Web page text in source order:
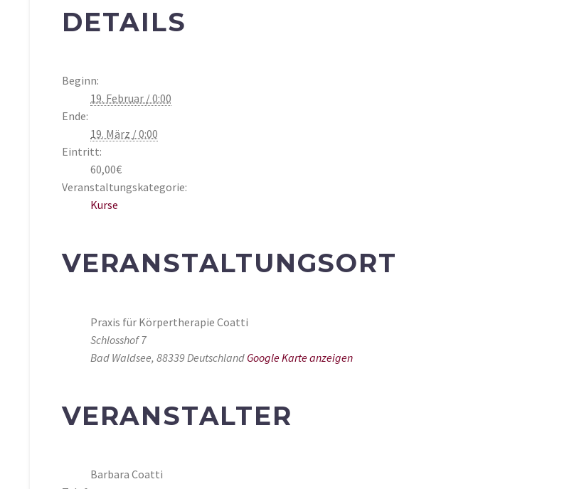
DETAILS
Beginn:
19. Februar / 0:00
Ende:
19. März / 0:00
Eintritt:
60,00€
Veranstaltungskategorie:
Kurse
VERANSTALTUNGSORT
Praxis für Körpertherapie Coatti
Schlosshof 7
Bad Waldsee, 88339 Deutschland Google Karte anzeigen
VERANSTALTER
Barbara Coatti